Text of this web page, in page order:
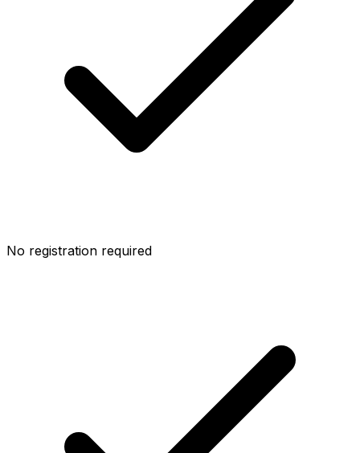
No registration required